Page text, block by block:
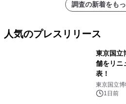
調査の新着をも
人気のプレスリリース
東京国立
舗をリ
表！
東京国立
1日前